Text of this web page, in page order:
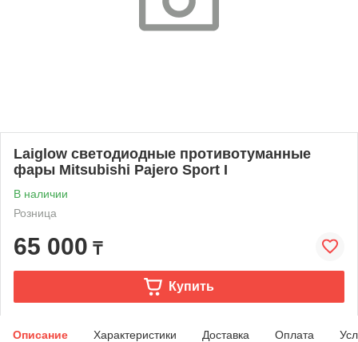
Laiglow светодиодные противотуманные
фары Mitsubishi Pajero Sport I
В наличии
Розница
65 000 ₸
Купить
Описание Характеристики Доставка Оплата